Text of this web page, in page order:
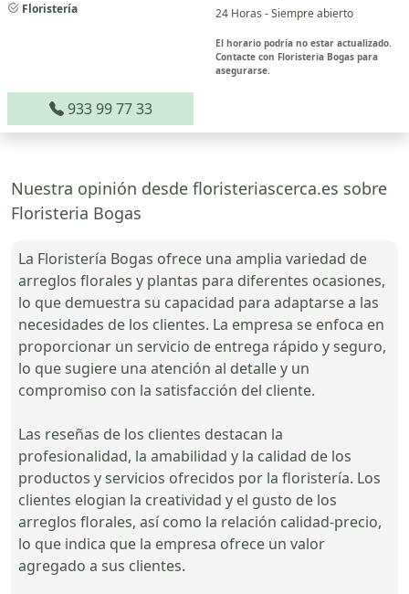
Floristería
24 Horas - Siempre abierto
El horario podría no estar actualizado.
Contacte con Floristeria Bogas para
asegurarse.
933 99 77 33
Nuestra opinión desde floristeriascerca.es sobre
Floristeria Bogas
La Floristería Bogas ofrece una amplia variedad de
arreglos florales y plantas para diferentes ocasiones,
lo que demuestra su capacidad para adaptarse a las
necesidades de los clientes. La empresa se enfoca en
proporcionar un servicio de entrega rápido y seguro,
lo que sugiere una atención al detalle y un
compromiso con la satisfacción del cliente.
Las reseñas de los clientes destacan la
profesionalidad, la amabilidad y la calidad de los
productos y servicios ofrecidos por la floristería. Los
clientes elogian la creatividad y el gusto de los
arreglos florales, así como la relación calidad-precio,
lo que indica que la empresa ofrece un valor
agregado a sus clientes.